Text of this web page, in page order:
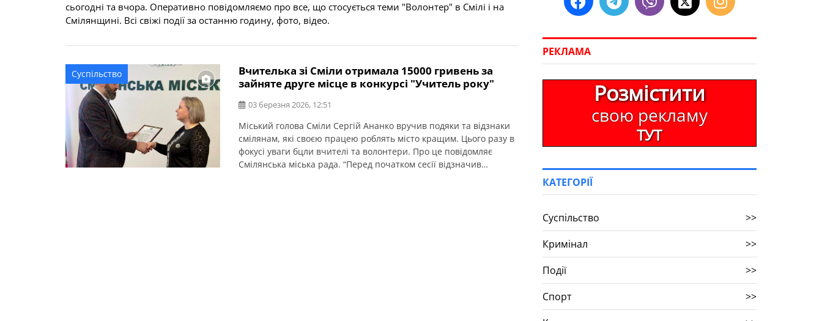
сьогодні та вчора. Оперативно повідомляємо про все, що стосується теми "Волонтер" в Смілі і на
Смілянщині. Всі свіжі події за останню годину, фото, відео.
Суспільство
Вчителька зі Сміли отримала 15000 гривень за
зайняте друге місце в конкурсі "Учитель року"
03 березня 2026, 12:51
Міський голова Сміли Сергій Ананко вручив подяки та відзнаки
смілянам, які своєю працею роблять місто кращим. Цього разу в
фокусі уваги бцли вчителі та волонтери. Про це повідомляє
Смілянська міська рада. “Перед початком сесії відзначив
РЕКЛАМА
Розмістити
свою рекламу
ТУТ
КАТЕГОРІЇ
Суспільство
>>
Кримінал
>>
Події
>>
Спорт
>>